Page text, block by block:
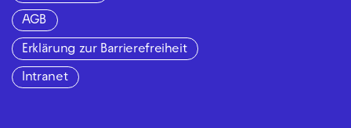
AGB
Erklärung zur Barrierefreiheit
Intranet